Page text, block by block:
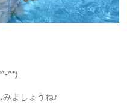
^*)
ましょうね♪